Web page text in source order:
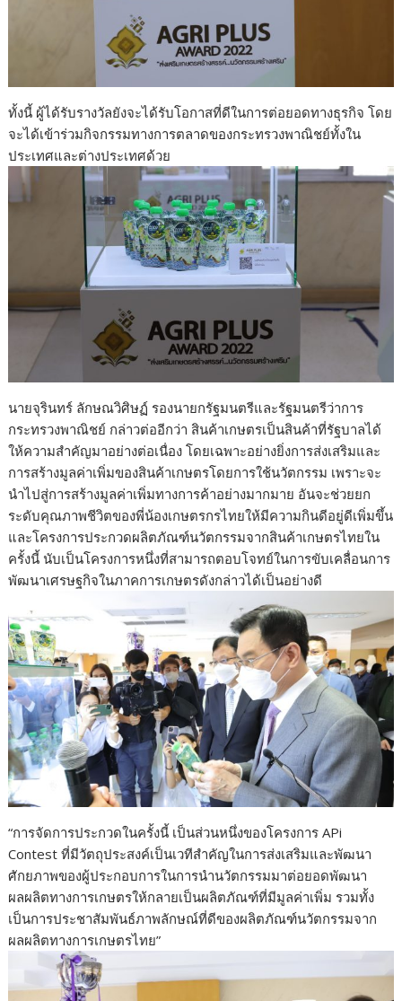
ทั้งนี้ ผู้ได้รับรางวัลยังจะได้รับโอกาสที่ดีในการต่อยอดทางธุรกิจ โดย
จะได้เข้าร่วมกิจกรรมทางการตลาดของกระทรวงพาณิชย์ทั้งใน
ประเทศและต่างประเทศด้วย
นายจุรินทร์ ลักษณวิศิษฏ์ รองนายกรัฐมนตรีและรัฐมนตรีว่าการ
กระทรวงพาณิชย์ กล่าวต่ออีกว่า สินค้าเกษตรเป็นสินค้าที่รัฐบาลได้
ให้ความสำคัญมาอย่างต่อเนื่อง โดยเฉพาะอย่างยิ่งการส่งเสริมและ
การสร้างมูลค่าเพิ่มของสินค้าเกษตรโดยการใช้นวัตกรรม เพราะจะ
นำไปสู่การสร้างมูลค่าเพิ่มทางการค้าอย่างมากมาย อันจะช่วยยก
ระดับคุณภาพชีวิตของพี่น้องเกษตรกรไทยให้มีความกินดีอยู่ดีเพิ่มขึ้น
และโครงการประกวดผลิตภัณฑ์นวัตกรรมจากสินค้าเกษตรไทยใน
ครั้งนี้ นับเป็นโครงการหนึ่งที่สามารถตอบโจทย์ในการขับเคลื่อนการ
พัฒนาเศรษฐกิจในภาคการเกษตรดังกล่าวได้เป็นอย่างดี
“การจัดการประกวดในครั้งนี้ เป็นส่วนหนึ่งของโครงการ APi
Contest ที่มีวัตถุประสงค์เป็นเวทีสำคัญในการส่งเสริมและพัฒนา
ศักยภาพของผู้ประกอบการในการนำนวัตกรรมมาต่อยอดพัฒนา
ผลผลิตทางการเกษตรให้กลายเป็นผลิตภัณฑ์ที่มีมูลค่าเพิ่ม รวมทั้ง
เป็นการประชาสัมพันธ์ภาพลักษณ์ที่ดีของผลิตภัณฑ์นวัตกรรมจาก
ผลผลิตทางการเกษตรไทย”